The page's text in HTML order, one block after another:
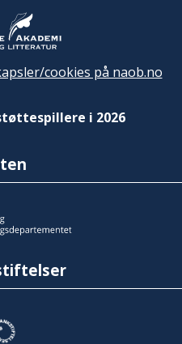
cookies på naob.no
i 2026